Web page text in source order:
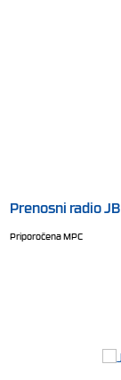
Prenosni radio
Priporočena MPC